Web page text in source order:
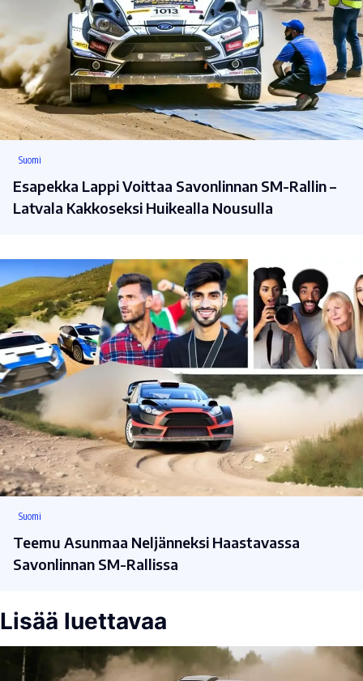
Suomi
Esapekka Lappi Voittaa Savonlinnan SM-Rallin –
Latvala Kakkoseksi Huikealla Nousulla
Suomi
Teemu Asunmaa Neljänneksi Haastavassa
Savonlinnan SM-Rallissa
Lisää luettavaa